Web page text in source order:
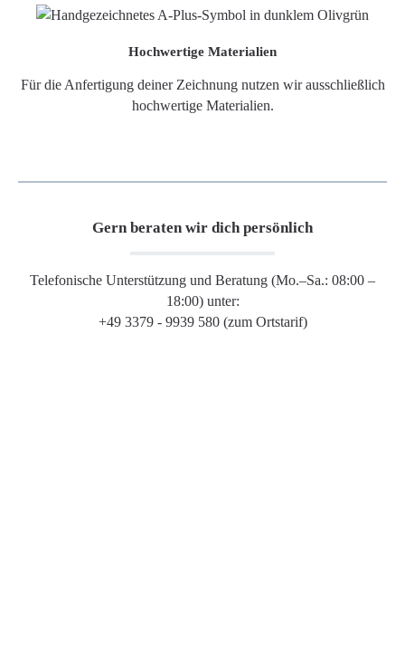
Hochwertige Materialien
Für die Anfertigung deiner Zeichnung nutzen wir ausschließlich
hochwertige Materialien.
Gern beraten wir dich persönlich
Telefonische Unterstützung und Beratung (Mo.–Sa.: 08:00 –
18:00) unter:
+49 3379 - 9939 580 (zum Ortstarif)